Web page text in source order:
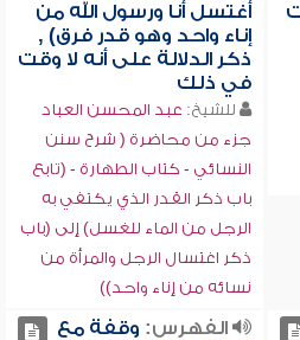
أغتسل أنا ورسول الله من
إناء واحد وهو قدر فرق) ,
ذكر الدلالة على أنه لا وقت
في ذلك
للشيخ: عبد المحسن العباد
جزء من محاضرة ( شرح سنن
النسائي - كتاب الطهارة - (تابع
باب ذكر القدر الذي يكتفي به
الرجل من الماء للغسل) إلى (باب
ذكر اغتسال الرجل والمرأة من
نسائه من إناء واحد))
الفهرس: وقفة مع